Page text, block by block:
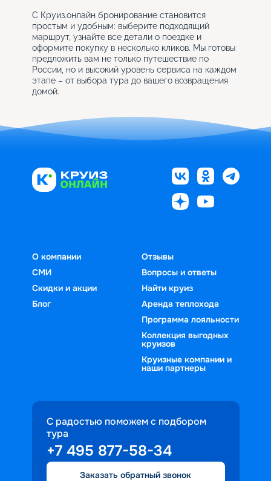
С Круиз.онлайн бронирование становится
простым и удобным: выберите подходящий
маршрут, узнайте все детали о поездке и
оформите покупку в несколько кликов. Мы готовы
предложить вам не только путешествие по
России, но и высокий уровень сервиса на каждом
этапе – от выбора тура до вашего возвращения
домой.
О компании
СМИ
Скидки и акции
Блог
Отзывы
Вопросы и ответы
Найти круиз
Аренда теплохода
Программа лояльности
Коллекция выгодных
круизов
Круизные компании и
наши партнеры
С радостью поможем с подбором
тура
+7 495 877-58-34
Заказать обратный звонок